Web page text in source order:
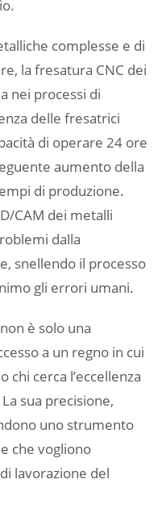
complesse e di
la fresatura CNC dei
nei processi di
delle fresatrici
di operare 24 ore
aumento della
di produzione.
CAM dei metalli
dalla
snellendo il processo
gli errori umani.
è solo una
a un regno in cui
cerca l’eccellenza
sua precisione,
uno strumento
che vogliono
lavorazione del